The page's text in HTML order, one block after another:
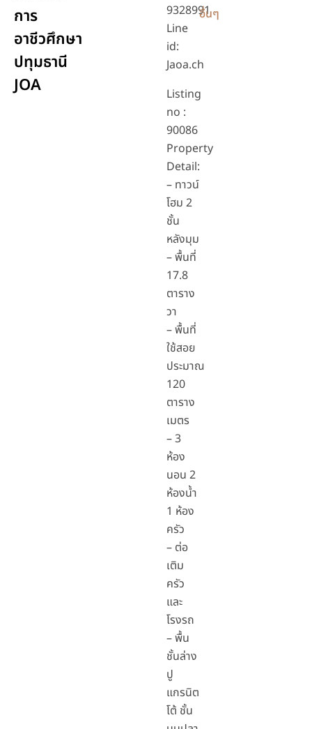
การ
อาชีวศึกษา
ปทุมธานี
JOA
9328991
Line
id:
Jaoa.ch
Listing
no :
90086
Property
Detail:
– ทาวน์
โฮม 2
ชั้น
หลังมุม
– พื้นที่
17.8
ตาราง
วา
– พื้นที่
ใช้สอย
ประมาณ
120
ตาราง
เมตร
– 3
ห้อง
นอน 2
ห้องน้ำ
1 ห้อง
ครัว
– ต่อ
เติม
ครัว
และ
โรงรถ
– พื้น
ชั้นล่าง
ปู
แกรนิต
โต้ ชั้น
อื่นๆ